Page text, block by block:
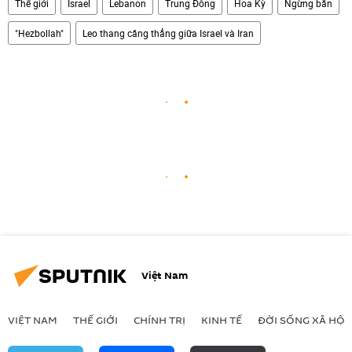
Thế giới Israel Lebanon Trung Đông Hoa Kỳ Ngừng bắn
"Hezbollah" Leo thang căng thẳng giữa Israel và Iran
Việt Nam
VIỆT NAM THẾ GIỚI CHÍNH TRỊ KINH TẾ ĐỜI SỐNG XÃ HỘI